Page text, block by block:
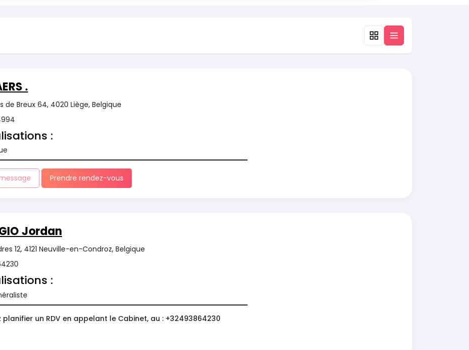
.
de Breux 64, 4020 Liège, Belgique
:
Prendre rendez-vous
Jordan
12, 4121 Neuville-en-Condroz, Belgique
:
planifier un RDV en appelant le Cabinet, au : +32493864230